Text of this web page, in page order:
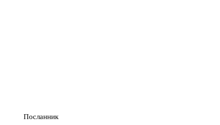
Посланник